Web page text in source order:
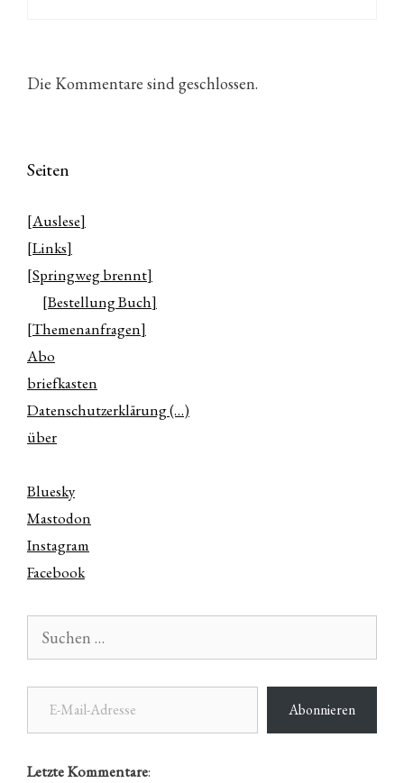
Die Kommentare sind geschlossen.
Seiten
[Auslese]
[Links]
[Springweg brennt]
[Bestellung Buch]
[Themenanfragen]
Abo
briefkasten
Datenschutzerklärung (…)
über
Bluesky
Mastodon
Instagram
Facebook
nach:
E-Mail-Adresse
Abonnieren
Letzte Kommentare: